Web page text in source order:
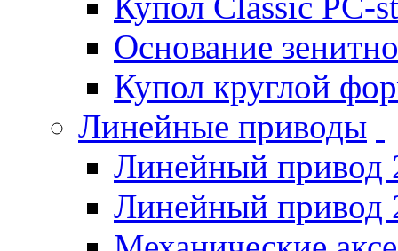
Основание
Купол круглой
Линейные приводы
Линейный привод
Линейный привод